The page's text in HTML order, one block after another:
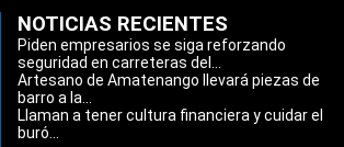
NOTICIAS RECIENTES
Piden empresarios se siga reforzando
seguridad en carreteras del...
Artesano de Amatenango llevará piezas de
barro a la...
Llaman a tener cultura financiera y cuidar el
buró...